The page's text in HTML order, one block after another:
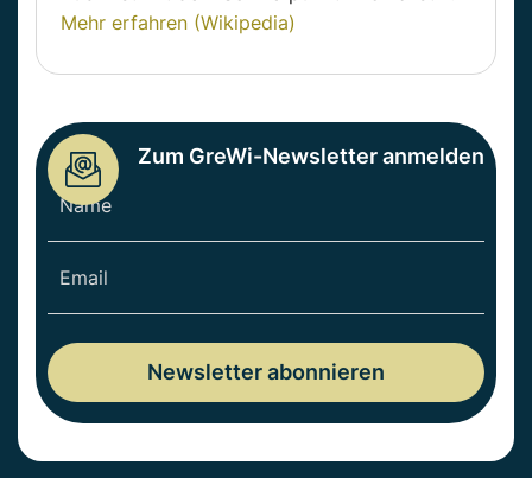
Mehr erfahren (Wikipedia)
Zum GreWi-Newsletter anmelden